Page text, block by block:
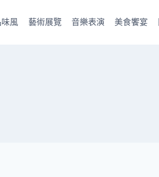
味風 藝術展覽 音樂表演 美食饗宴